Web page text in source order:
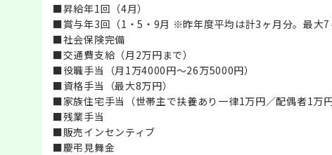
■昇給年1回（4月）
■賞与年3回（1・5・9月 ※昨年度平均は計3ヶ月分。最大7
■社会保険完備
■交通費支給（月2万円まで）
■役職手当（月1万4000円～26万5000円）
■資格手当（最大8万円）
■家族住宅手当（世帯主で扶養あり一律1万円／配偶者1万
■残業手当
■販売インセンティブ
■慶弔見舞金